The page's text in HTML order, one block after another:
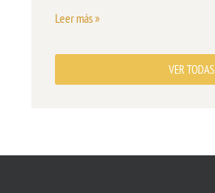
Leer más »
VER TODAS